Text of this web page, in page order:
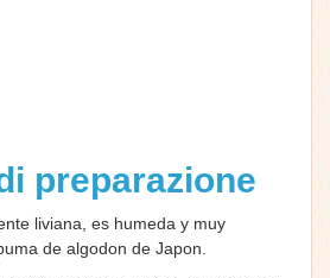
preparazione
liviana, es humeda y muy
de algodon de Japon.